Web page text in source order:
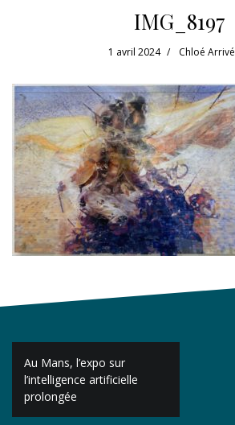
IMG_8197
1 avril 2024 Chloé Arrivé
Navigation
de
l’article
Au Mans, l’expo sur
l’intelligence artificielle
prolongée